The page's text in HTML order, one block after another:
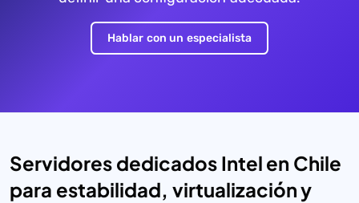
Hablar con un especialista
Servidores dedicados Intel en Chile
para estabilidad, virtualización y